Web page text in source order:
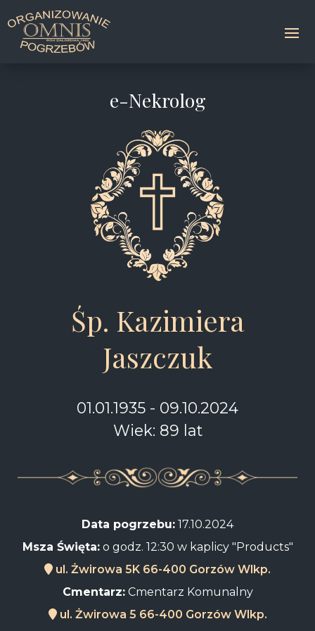
e-Nekrolog
Śp. Kazimiera
Jaszczuk
01.01.1935 - 09.10.2024
Wiek: 89 lat
Data pogrzebu: 17.10.2024
Msza Święta:o godz. 12:30 w kaplicy "Products"
ul. Żwirowa 5K 66-400 Gorzów Wlkp.
Cmentarz:Cmentarz Komunalny
ul. Żwirowa 5 66-400 Gorzów Wlkp.